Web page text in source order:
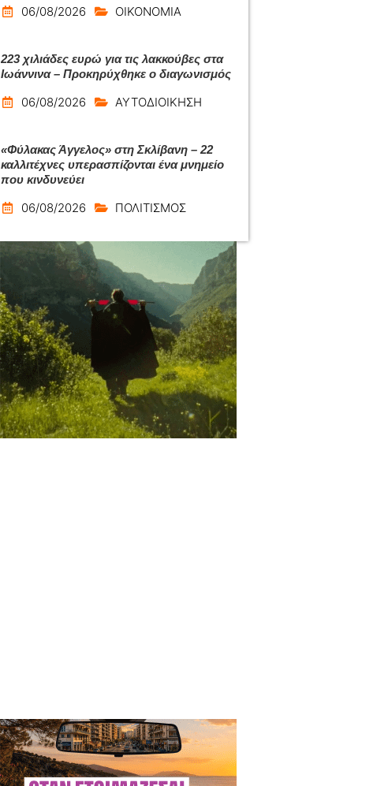
06/08/2026 ΟΙΚΟΝΟΜΙΑ
223 χιλιάδες ευρώ για τις λακκούβες στα
Ιωάννινα – Προκηρύχθηκε ο διαγωνισμός
06/08/2026 ΑΥΤΟΔΙΟΙΚΗΣΗ
«Φύλακας Άγγελος» στη Σκλίβανη – 22
καλλιτέχνες υπερασπίζονται ένα μνημείο
που κινδυνεύει
06/08/2026 ΠΟΛΙΤΙΣΜΟΣ